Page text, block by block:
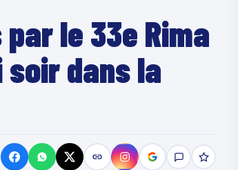
le 33e Rima
dans la